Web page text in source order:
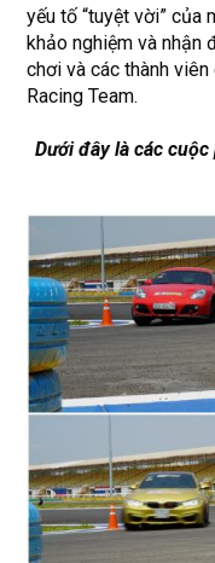
yếu tố “tuyệt vời”
khảo nghiệm và
chơi và các thành
Racing Team.
Dưới đây là các